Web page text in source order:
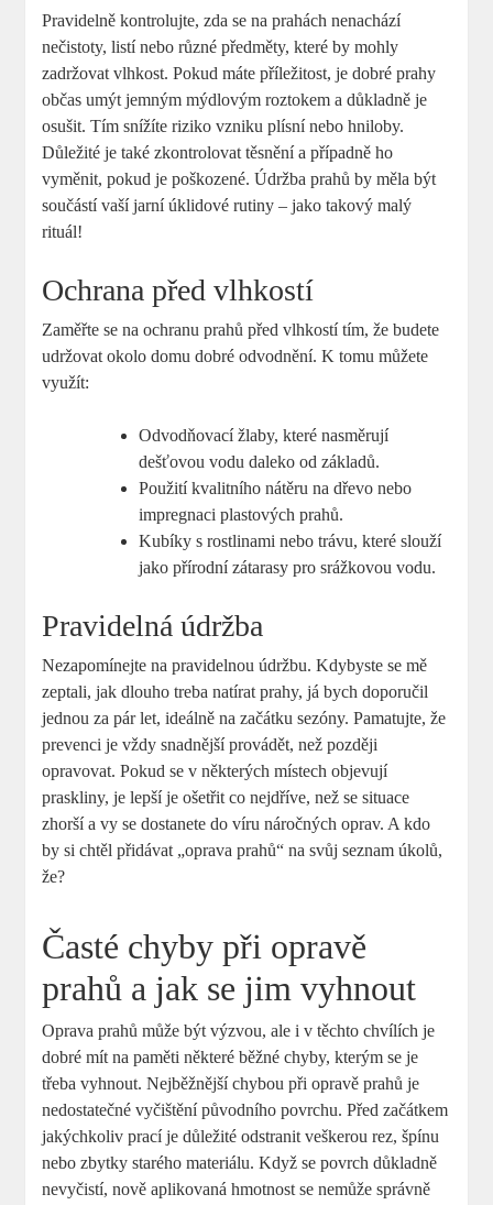
Pravidelně kontrolujte, zda se na prahách nenachází
nečistoty, listí nebo různé předměty, které by mohly
zadržovat vlhkost. Pokud máte příležitost, je dobré prahy
občas umýt jemným mýdlovým roztokem a důkladně je
osušit. Tím snížíte riziko vzniku plísní nebo hniloby.
Důležité je také zkontrolovat těsnění a případně ho
vyměnit, pokud je poškozené. Údržba prahů by měla být
součástí vaší jarní úklidové rutiny – jako takový malý
rituál!
Ochrana před vlhkostí
Zaměřte se na ochranu prahů před vlhkostí tím, že budete
udržovat okolo domu dobré odvodnění. K tomu můžete
využít:
Odvodňovací žlaby, které nasměrují
dešťovou vodu daleko od základů.
Použití kvalitního nátěru na dřevo nebo
impregnaci plastových prahů.
Kubíky s rostlinami nebo trávu, které slouží
jako přírodní zátarasy pro srážkovou vodu.
Pravidelná údržba
Nezapomínejte na pravidelnou údržbu. Kdybyste se mě
zeptali, jak dlouho treba natírat prahy, já bych doporučil
jednou za pár let, ideálně na začátku sezóny. Pamatujte, že
prevenci je vždy snadnější provádět, než později
opravovat. Pokud se v některých místech objevují
praskliny, je lepší je ošetřit co nejdříve, než se situace
zhorší a vy se dostanete do víru náročných oprav. A kdo
by si chtěl přidávat „oprava prahů“ na svůj seznam úkolů,
že?
Časté chyby při opravě
prahů a jak se jim vyhnout
Oprava prahů může být výzvou, ale i v těchto chvílích je
dobré mít na paměti některé běžné chyby, kterým se je
třeba vyhnout. Nejběžnější chybou při opravě prahů je
nedostatečné vyčištění původního povrchu. Před začátkem
jakýchkoliv prací je důležité odstranit veškerou rez, špínu
nebo zbytky starého materiálu. Když se povrch důkladně
nevyčistí, nově aplikovaná hmotnost se nemůže správně